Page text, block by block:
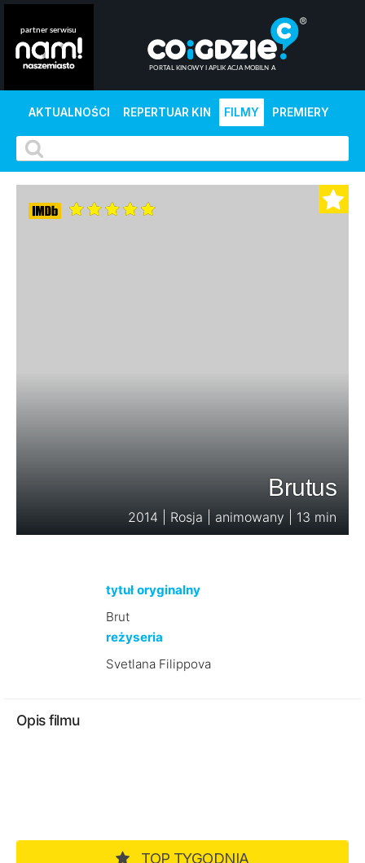
AKTUALNOŚCI REPERTUAR KIN FILMY PREMIERY
Brutus
2014 | Rosja | animowany | 13 min
tytuł oryginalny
Brut
reżyseria
Svetlana Filippova
Opis filmu
TOP TYGODNIA